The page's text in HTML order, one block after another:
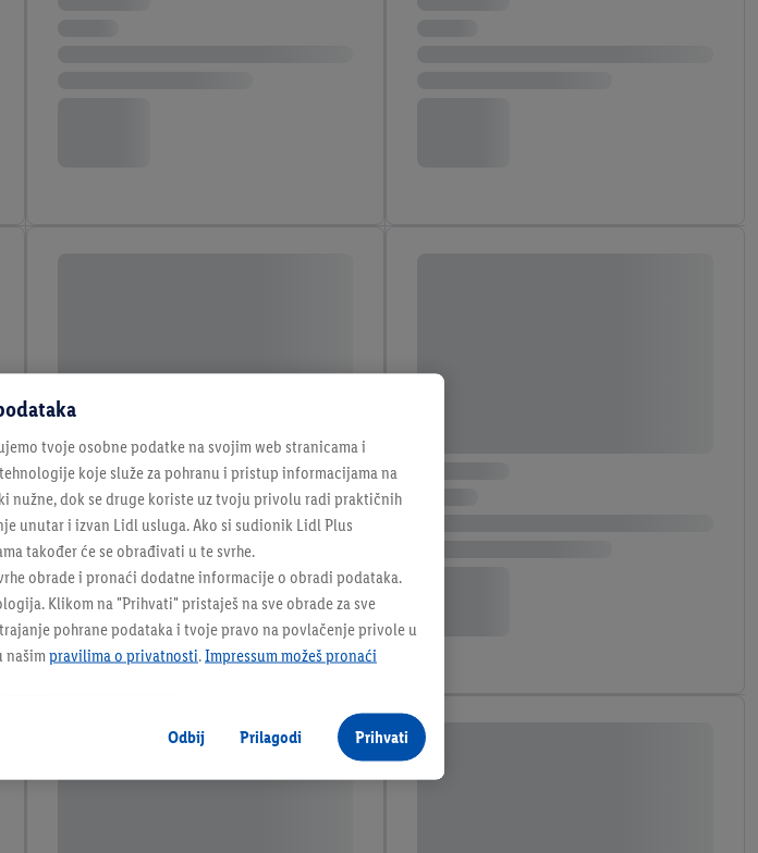
tvoje osobne podatke na svojim web stranicama i
koje služe za pohranu i pristup informacijama na
nužne, dok se druge koriste uz tvoju privolu radi praktičnih
unutar i izvan Lidl usluga. Ako si sudionik Lidl Plus
također će se obrađivati u te svrhe.
obrade i pronaći dodatne informacije o obradi podataka.
Klikom na "Prihvati" pristaješ na sve obrade za sve
pohrane podataka i tvoje pravo na povlačenje privole u
našim pravilima o privatnosti.Impressum možeš pronaći
Odbij Prilagodi Prihvati